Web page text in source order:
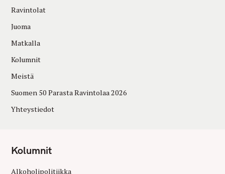
Ravintolat
Juoma
Matkalla
Kolumnit
Meistä
Suomen 50 Parasta Ravintolaa 2026
Yhteystiedot
Kolumnit
Alkoholipolitiikka